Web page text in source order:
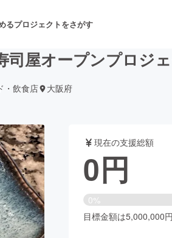
るプロジェクトをさがす
舞台・パフォーマンス
フード・飲食店
アニメ・漫画
司屋オープンプロジ
・飲食店 大阪府
現在の支援総額
0円
0%
目標金額は5,000,000円